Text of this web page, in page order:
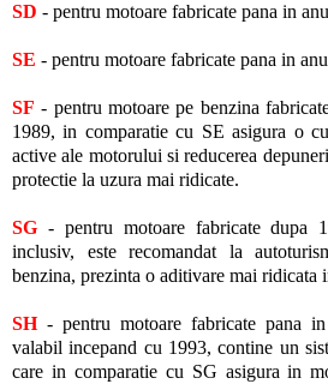
SD - pentru motoare fabricate pana in
SE - pentru motoare fabricate pana in
SF - pentru motoare pe benzina
1989, in comparatie cu SE asigura o
active ale motorului si reducerea
protectie la uzura mai ridicate.
SG - pentru motoare fabricate dupa
inclusiv, este recomandat la
benzina, prezinta o aditivare mai ridicata
SH- pentru motoare fabricate pana
valabil incepand cu 1993, contine un
care in comparatie cu SG asigura in